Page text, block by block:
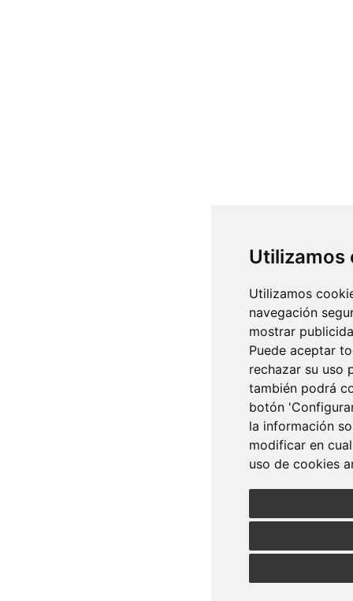
Utilizamos
Utilizamos
navegación
mostrar
Puede aceptar
rechazar su uso
también podrá
botón
la información
modificar en
uso de cookies